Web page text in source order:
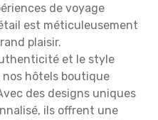
de voyage
est méticuleusement
plaisir.
et le style
hôtels boutique
des designs uniques
ils offrent une